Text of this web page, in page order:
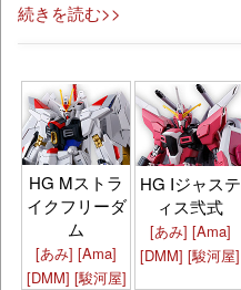
続きを読む>>
HG Mストラ
イクフリーダ
ム
[あみ] [Ama]
[DMM] [駿河屋]
HG Iジャステ
ィス弐式
[あみ] [Ama]
[DMM] [駿河屋]